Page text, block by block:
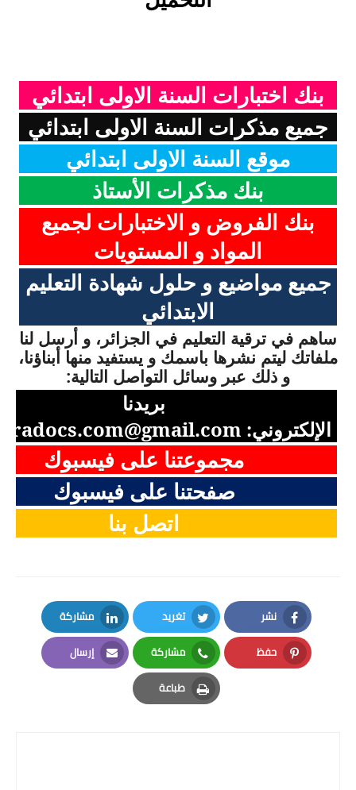
بنك اختبارات السنة الاولى ابتدائي
جميع مذكرات السنة الاولى ابتدائي
موقع السنة الاولى ابتدائي
بنك مذكرات الأستاذ
بنك الفروض و الاختبارات لجميع
المواد و المستويات
جميع مواضيع و حلول شهادة التعليم
الابتدائي
ساهم في ترقية التعليم في الجزائر، و أرسل لنا
ملفاتك ليتم نشرها باسمك و يستفيد منها أبناؤنا،
و ذلك عبر وسائل التواصل التالية:
بريدنا
الإلكتروني:
مجموعتنا على فيسبوك
صفحتنا على فيسبوك
اتصل بنا
نشر
Facebook
تغريد
Twitter
مشاركة
LinkedIn
حفظ
Pinterest
مشاركة
Whatsapp
إرسال
Email
طباعة
Print